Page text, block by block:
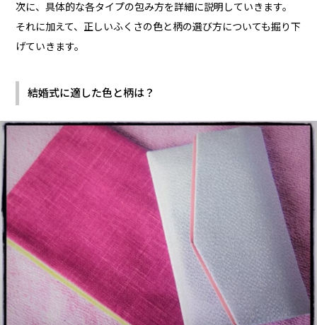
次に、具体的な各タイプの包み方を詳細に説明していきます。
それに加えて、正しいふくさの色と柄の選び方についても掘り下
げていきます。
結婚式に適した色と柄は？